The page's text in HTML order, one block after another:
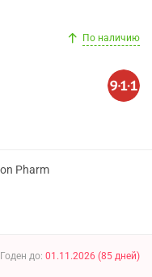
По наличию
Pharm
Годен до: 01.11.2026 (85 дней)